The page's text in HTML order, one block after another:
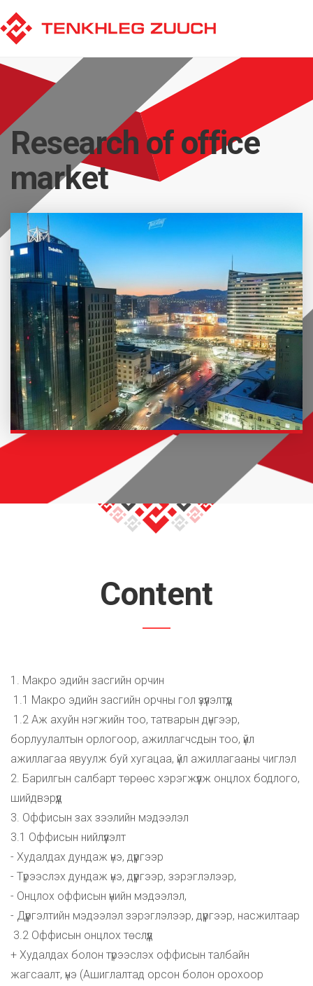
Research of office
market
Content
1. Макро эдийн засгийн орчин
1.1 Макро эдийн засгийн орчны гол үзүүлэлтүүд
1.2 Аж ахуйн нэгжийн тоо, татварын дүнгээр,
борлуулалтын орлогоор, ажиллагчсдын тоо, үйл
ажиллагаа явуулж буй хугацаа, үйл ажиллагааны чиглэл
2. Барилгын салбарт төрөөс хэрэгжүүлж онцлох бодлого,
шийдвэрүүд
3. Оффисын зах зээлийн мэдээлэл
3.1 Оффисын нийлүүлэлт
- Худалдах дундаж үнэ, дүүргээр
- Түрээслэх дундаж үнэ, дүүргээр, зэрэглэлээр,
- Онцлох оффисын үнийн мэдээлэл,
- Дүүргэлтийн мэдээлэл зэрэглэлээр, дүүргээр, насжилтаар
3.2 Оффисын онцлох төслүүд
+ Худалдах болон түрээслэх оффисын талбайн
жагсаалт, үнэ (Ашиглалтад орсон болон орохоор